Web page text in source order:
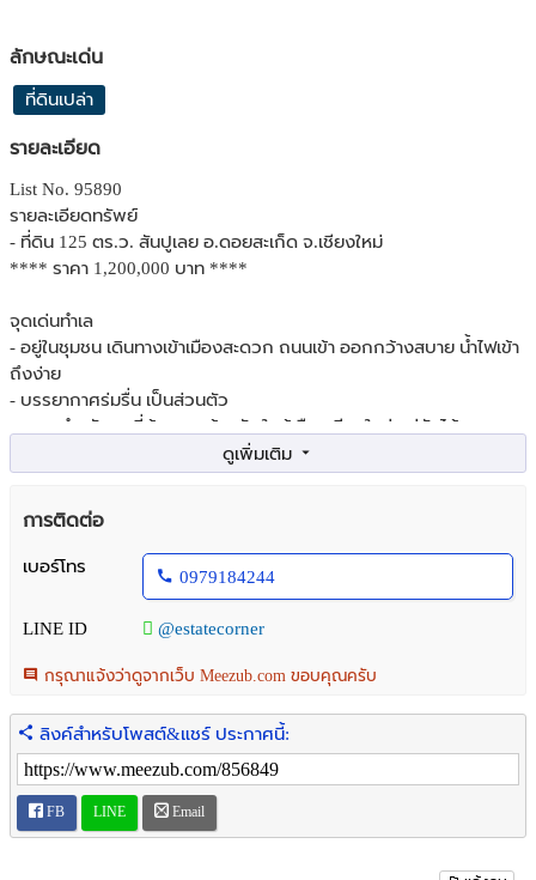
ลักษณะเด่น
ที่ดินเปล่า
รายละเอียด
List No. 95890
รายละเอียดทรัพย์
- ที่ดิน 125 ตร.ว. สันปูเลย อ.ดอยสะเก็ด จ.เชียงใหม่
**** ราคา 1,200,000 บาท ****
จุดเด่นทำเล
- อยู่ในชุมชน เดินทางเข้าเมืองสะดวก ถนนเข้า ออกกว้างสบาย น้ำไฟเข้า
ถึงง่าย
- บรรยากาศร่มรื่น เป็นส่วนตัว
- เหมาะสำหรับคนที่ต้องการบ้านพักใกล้เมืองเชียงใหม่ แต่ยังได้ความ
- ใกล้ Buttercup Studio & Cafe
- ใกล้ชุมชนสันปูเลย
- เซ็นทรัลเฟสติวัล 10-15 นาที
- สนามบินเชียงใหม่ 20-25 นาที
- ใกล้ร้านค้า คาเฟ่ และแหล่งที่พักอาศัย
- บรรยากาศเงียบสงบ รายล้อมด้วยบ้านพักอาศัยและธรรมชาติ เหมาะ
สร้างบ้าน บ้านสวน คาเฟ่เล็กๆ
หรือซื้อเก็บลงทุนในอนาคต
เหมาะสำหรับ
การติดต่อ
เบอร์โทร
0979184244
LINE ID @estatecorner
กรุณาแจ้งว่าดูจากเว็บ Meezub.com ขอบคุณครับ
ลิงค์สำหรับโพสต์&แชร์ ประกาศนี้:
FB LINE Email